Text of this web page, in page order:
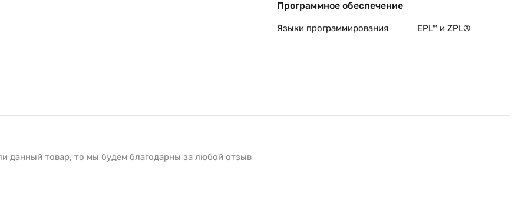
Программное обеспечение
Языки программирования EPL™ и ZPL®
данный товар, то мы будем благодарны за любой отзыв